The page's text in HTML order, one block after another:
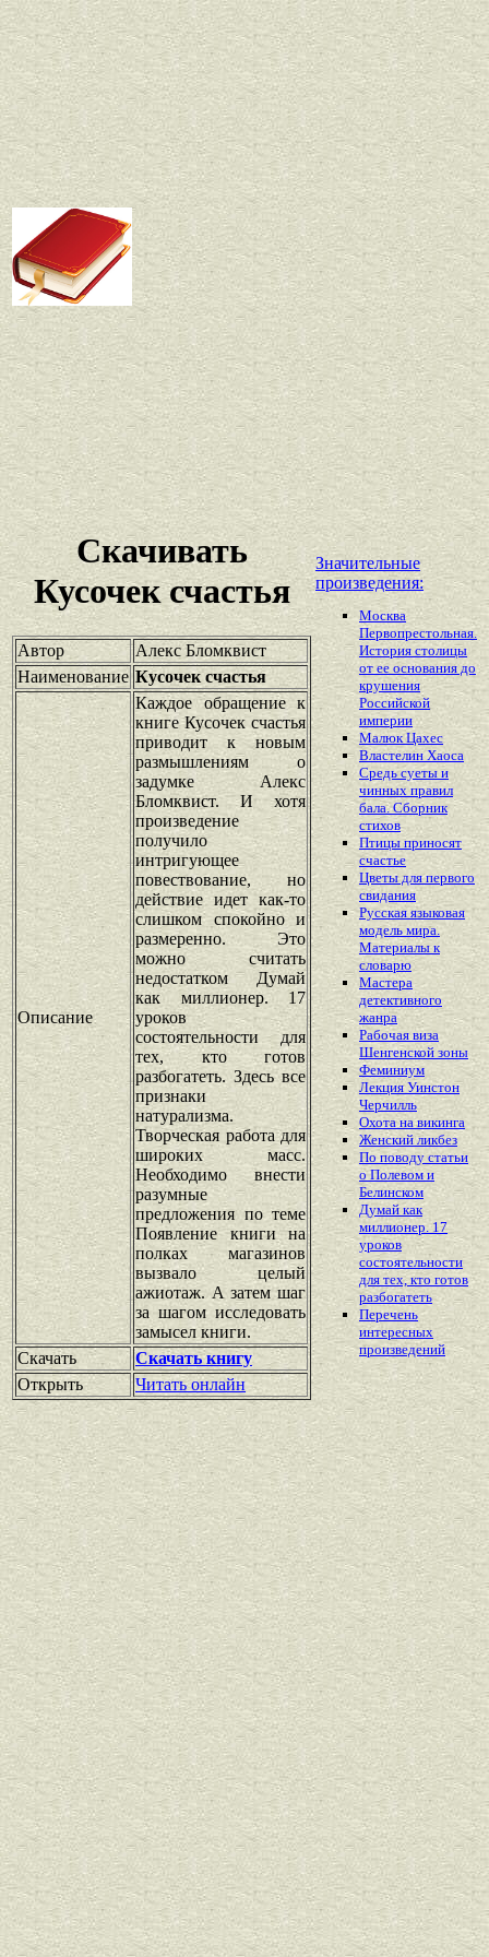
Скачивать
Кусочек счастья
Автор
Алекс Бломквист
Наименование Кусочек счастья
Описание
Каждое обращение к
книге Кусочек счастья
приводит к новым
размышлениям о
задумке Алекс
Бломквист. И хотя
произведение
получило
интригующее
повествование, но
действие идет как-то
слишком спокойно и
размеренно. Это
можно считать
недостатком Думай
как миллионер. 17
уроков
состоятельности для
тех, кто готов
разбогатеть. Здесь все
признаки
натурализма.
Творческая работа для
широких масс.
Необходимо внести
разумные
предложения по теме
Появление книги на
полках магазинов
вызвало целый
ажиотаж. А затем шаг
за шагом исследовать
замысел книги.
Скачать
Скачать книгу
Открыть
Читать онлайн
Значительные
произведения:
Москва
Первопрестольная.
История столицы
от ее основания до
крушения
Российской
империи
Малюк Цахес
Властелин Хаоса
Средь суеты и
чинных правил
бала. Сборник
стихов
Птицы приносят
счастье
Цветы для первого
свидания
Русская языковая
модель мира.
Материалы к
словарю
Мастера
детективного
жанра
Рабочая виза
Шенгенской зоны
Феминиум
Лекция Уинстон
Черчилль
Охота на викинга
Женский ликбез
По поводу статьи
о Полевом и
Белинском
Думай как
миллионер. 17
уроков
состоятельности
для тех, кто готов
разбогатеть
Перечень
интересных
произведений